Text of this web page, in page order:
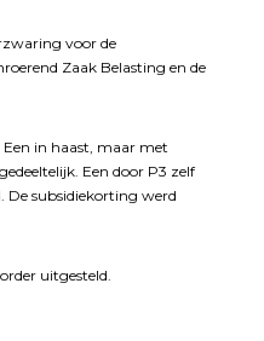
voor de
Zaak Belasting en de
in haast, maar met
Een door P3 zelf
De subsidiekorting werd
uitgesteld.